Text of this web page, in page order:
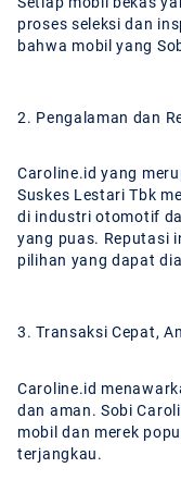
proses seleksi dan
bahwa mobil yang
2. Pengalaman dan
Caroline.id yang
Suskes Lestari Tbk
di industri otomotif
yang puas. Reputasi
pilihan yang dapat
3. Transaksi Cepat,
Caroline.id
dan aman. Sobi
mobil dan merek
terjangkau.